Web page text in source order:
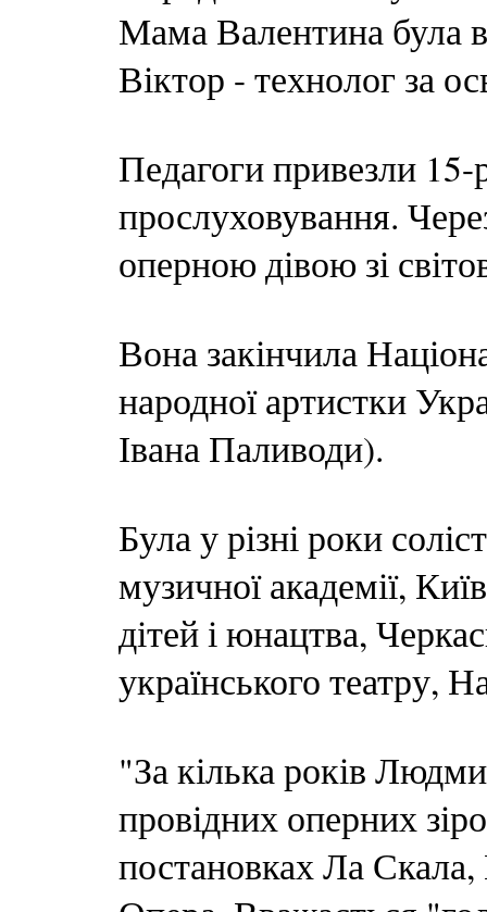
Мама Валентина була
Віктор - технолог за
Педагоги привезли
прослуховування.
оперною дівою зі
Вона закінчила
народної артистки
Івана Паливоди).
Була у різні роки
музичної академії,
дітей і юнацтва,
українського театру,
"За кілька років
провідних оперних
постановках Ла